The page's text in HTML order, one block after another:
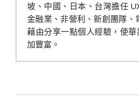
坡、中國、日本、台灣擔任
金融業、非營利、新創團隊、
藉由分享一點個人經驗，使華
加豐富。